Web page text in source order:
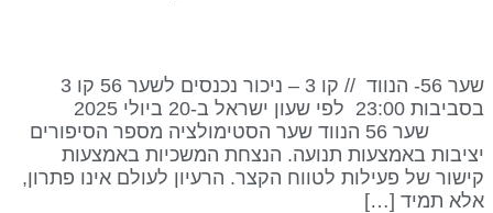
שער 56- הנווד // קו 3 – ניכור נכנסים לשער 56 קו 3
בסביבות 23:00 לפי שעון ישראל ב-20 ביולי 2025
שער 56 הנווד שער הסטימולציה מספר הסיפורים
באמצעות תנועה. הנצחת המשכיות באמצעות
של פעילות לטווח הקצר. הרעיון לעולם אינו פתרון,
תמיד […]